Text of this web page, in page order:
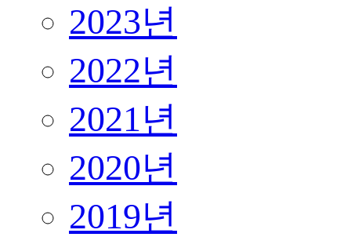
2023년
2022년
2021년
2020년
2019년